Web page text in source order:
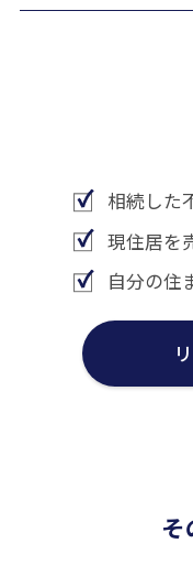
相続した
現住居を
自分の住